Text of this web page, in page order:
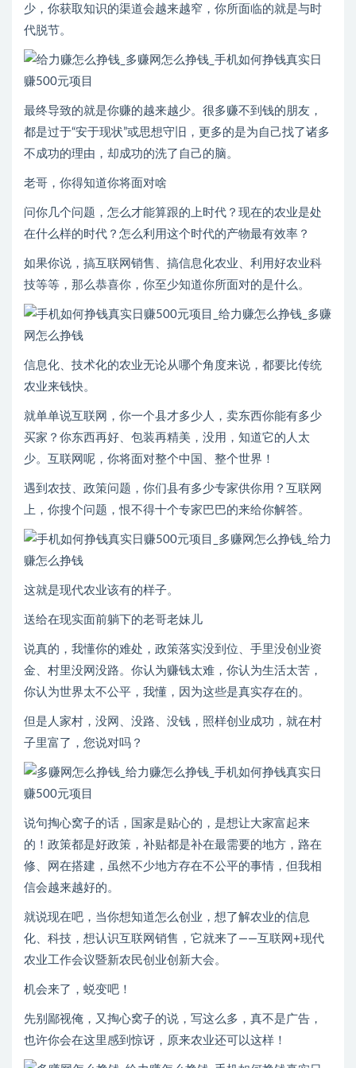
少，你获取知识的渠道会越来越窄，你所面临的就是与时
代脱节。
最终导致的就是你赚的越来越少。很多赚不到钱的朋友，
都是过于“安于现状”或思想守旧，更多的是为自己找了诸多
不成功的理由，却成功的洗了自己的脑。
老哥，你得知道你将面对啥
问你几个问题，怎么才能算跟的上时代？现在的农业是处
在什么样的时代？怎么利用这个时代的产物最有效率？
如果你说，搞互联网销售、搞信息化农业、利用好农业科
技等等，那么恭喜你，你至少知道你所面对的是什么。
信息化、技术化的农业无论从哪个角度来说，都要比传统
农业来钱快。
就单单说互联网，你一个县才多少人，卖东西你能有多少
买家？你东西再好、包装再精美，没用，知道它的人太
少。互联网呢，你将面对整个中国、整个世界！
遇到农技、政策问题，你们县有多少专家供你用？互联网
上，你搜个问题，恨不得十个专家巴巴的来给你解答。
这就是现代农业该有的样子。
送给在现实面前躺下的老哥老妹儿
说真的，我懂你的难处，政策落实没到位、手里没创业资
金、村里没网没路。你认为赚钱太难，你认为生活太苦，
你认为世界太不公平，我懂，因为这些是真实存在的。
但是人家村，没网、没路、没钱，照样创业成功，就在村
子里富了，您说对吗？
说句掏心窝子的话，国家是贴心的，是想让大家富起来
的！政策都是好政策，补贴都是补在最需要的地方，路在
修、网在搭建，虽然不少地方存在不公平的事情，但我相
信会越来越好的。
就说现在吧，当你想知道怎么创业，想了解农业的信息
化、科技，想认识互联网销售，它就来了——互联网+现代
农业工作会议暨新农民创业创新大会。
机会来了，蜕变吧！
先别鄙视俺，又掏心窝子的说，写这么多，真不是广告，
也许你会在这里感到惊讶，原来农业还可以这样！